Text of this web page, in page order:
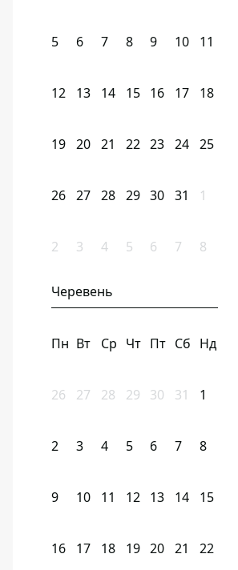
5 6 7 8 9 10 11
12 13 14 15 16 17 18
19 20 21 22 23 24 25
26 27 28 29 30 31 1
2 3 4 5 6 7 8
Черевень
Пн Вт Ср Чт Пт Сб Нд
26 27 28 29 30 31 1
2 3 4 5 6 7 8
9 10 11 12 13 14 15
16 17 18 19 20 21 22